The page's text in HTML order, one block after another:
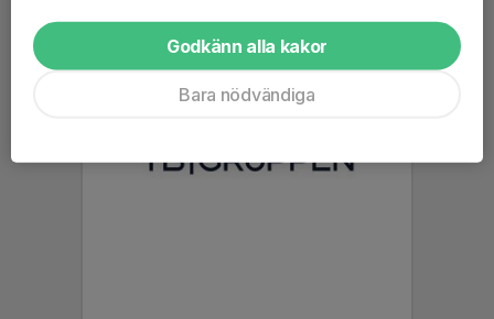
Godkänn alla kakor
Bara nödvändiga